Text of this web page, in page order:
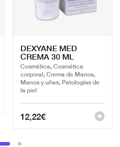
DEXYANE MED
CREMA 30 ML
Cosmética, Cosmética
corporal, Crema de Manos,
Manos y uñas, Patologías de
la piel
12,22€